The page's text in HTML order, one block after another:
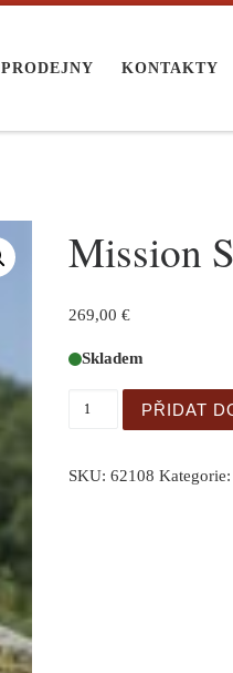
PRODEJNY KONTAKTY
Mission
269,00 €
Skladem
Mission San
PŘIDAT
SKU: 62108 Kategorie: